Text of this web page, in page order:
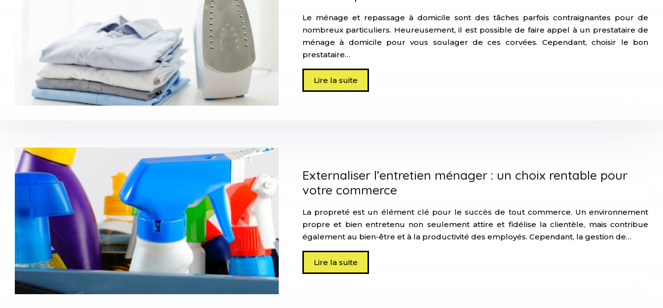
Le ménage et repassage à domicile sont des tâches parfois contraignantes pour de
nombreux particuliers. Heureusement, il est possible de faire appel à un prestataire de
ménage à domicile pour vous soulager de ces corvées. Cependant, choisir le bon
prestataire…
Lire la suite
Externaliser l’entretien ménager : un choix rentable pour
votre commerce
La propreté est un élément clé pour le succès de tout commerce. Un environnement
propre et bien entretenu non seulement attire et fidélise la clientèle, mais contribue
également au bien-être et à la productivité des employés. Cependant, la gestion de…
Lire la suite